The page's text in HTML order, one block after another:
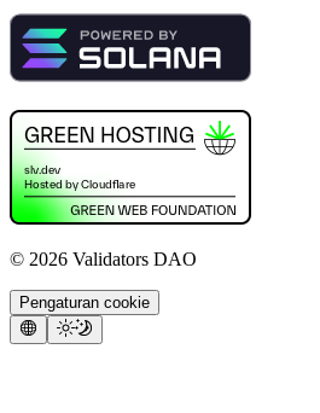
© 2026 Validators DAO
Pengaturan cookie